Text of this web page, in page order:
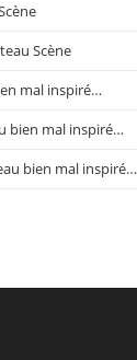
Scène
mal inspiré…
bien mal inspiré…
bien mal inspiré…